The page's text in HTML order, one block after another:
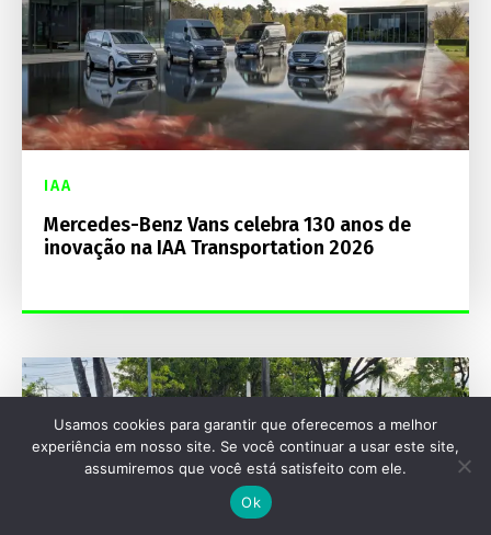
IAA
Mercedes-Benz Vans celebra 130 anos de
inovação na IAA Transportation 2026
Usamos cookies para garantir que oferecemos a melhor
experiência em nosso site. Se você continuar a usar este site,
assumiremos que você está satisfeito com ele.
Ok